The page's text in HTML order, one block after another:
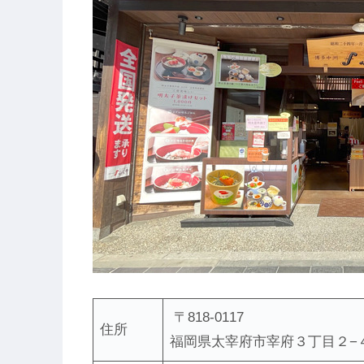
住所
〒818-0117
福岡県太宰府市宰府３丁目２−